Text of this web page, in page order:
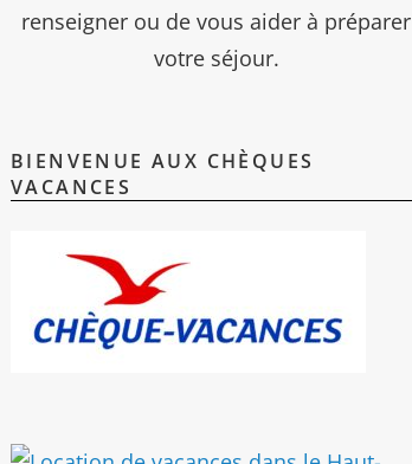
renseigner ou de vous aider à préparer
votre séjour.
BIENVENUE AUX CHÈQUES
VACANCES